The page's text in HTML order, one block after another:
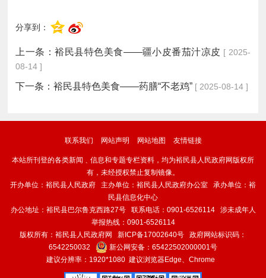
分享到：
上一条：裕民县特色美食——疆小皮番茄汁凉皮 [ 2025-
08-14 ]
下一条：裕民县特色美食——药膳“不老鸡” [ 2025-08-14 ]
联系我们 网站声明 网站地图 友情链接
本站所刊登的各类新闻﹑信息和专题专栏资料，均为裕民县人民政府网版权所
有，未经授权禁止复制镜像。
开办单位：裕民县人民政府 主办单位：裕民县人民政府办公室 承办单位：裕
民县信息化中心
办公地址：裕民县巴尔鲁克西路27号 联系电话：0901-6526114 涉未成年人
举报热线：0901-6526114
版权所有：裕民县人民政府网 新ICP备17002640号 政府网站标识码：
6542250032
新公网安备： 65422502000001号
建议分辨率：1920*1080 建议浏览器Edge、Chrome